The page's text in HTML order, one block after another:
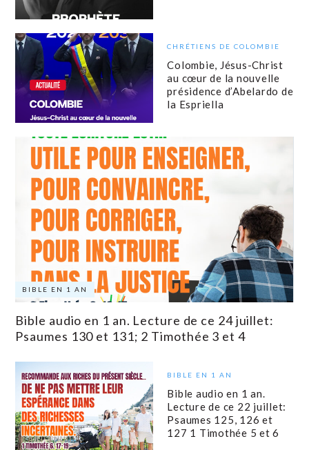
CHRÉTIENS DE COLOMBIE
Colombie, Jésus-Christ
au cœur de la nouvelle
présidence d’Abelardo de
la Espriella
BIBLE EN 1 AN
Bible audio en 1 an. Lecture de ce 24 juillet:
Psaumes 130 et 131; 2 Timothée 3 et 4
BIBLE EN 1 AN
Bible audio en 1 an.
Lecture de ce 22 juillet:
Psaumes 125, 126 et
127 1 Timothée 5 et 6